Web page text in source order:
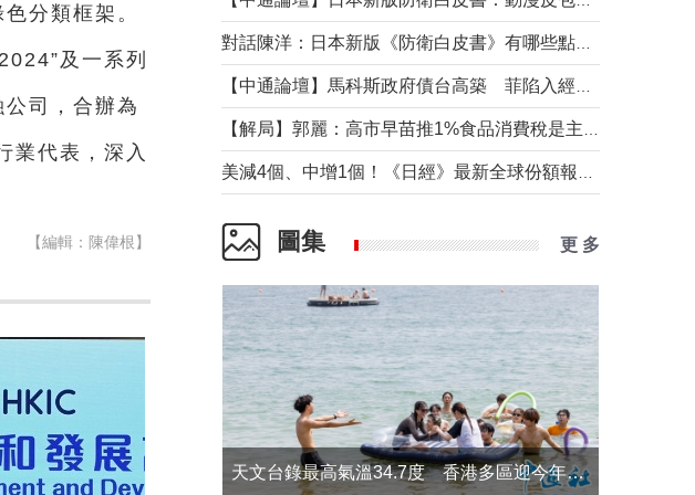
分類框架。
及一系列
司，合辦為
業代表，深入
【編輯：陳偉根】 圖集 更 多
天文台錄最高氣溫34.7度 香港多區迎今年最熱一天